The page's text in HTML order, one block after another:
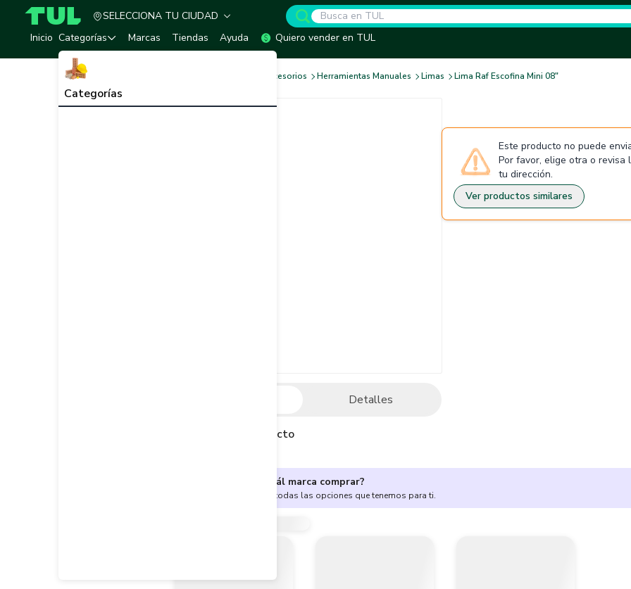
TUL - Tu Marketplace de Construcción
SELECCIONA TU CIUDAD
Inicio Categorías
Categorías
Marcas Tiendas Ayuda Quiero vender en TUL
Herramientas, Equipos y Accesorios Herramientas Manuales Limas Lima Raf Escofina Mini 08"
Detalles
Descripción del producto
Este producto no puede
Por favor, elige otra o revisa
tu dirección.
Ver productos similares
¿No sabes cuál marca comprar?
Encuentra aquí todas las opciones que tenemos para ti.